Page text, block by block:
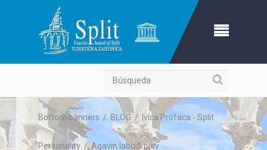
Búsqueda
Bottom banners / BLOG / Ivica Profaca - Split
Personality /Agavin labuđi pjev